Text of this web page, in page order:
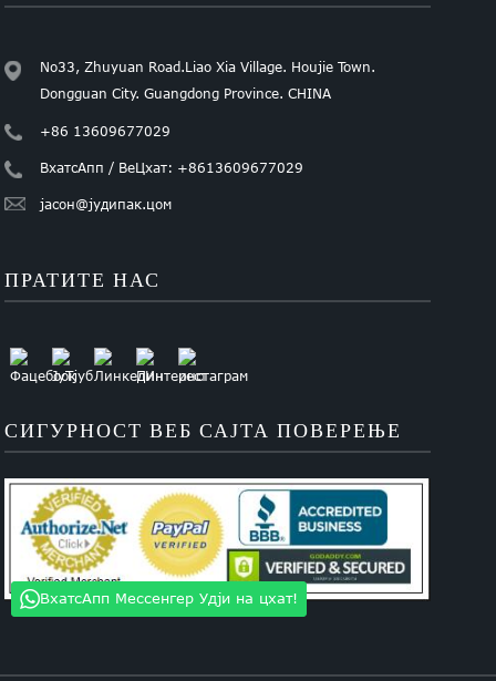
No33, Zhuyuan Road.Liao Xia Village. Houjie Town.
Dongguan City. Guangdong Province. CHINA
+86 13609677029
ВхатсАпп / ВеЦхат: +8613609677029
јасон@јудипак.цом
ПРАТИТЕ НАС
СИГУРНОСТ ВЕБ САЈТА ПОВЕРЕЊЕ
ВхатсАпп Мессенгер Удји на цхат!